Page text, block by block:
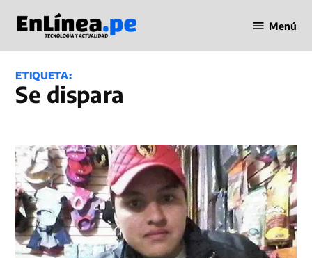
contenido
en Línea
Menú
ETIQUETA:
se dispara